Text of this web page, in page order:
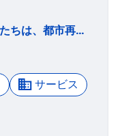
都市に夢を、まちに笑顔を。 私たちは、都市再生・公民連携・防災まちづくりの最前線を担う、都市と建築のプロフェッショナルチームです。企画・開発セクションと建築設計セクションとを併せ持つ強みを活かし、生活者の視点で都市環境づくりを支援する活動を展開しています。
サービス